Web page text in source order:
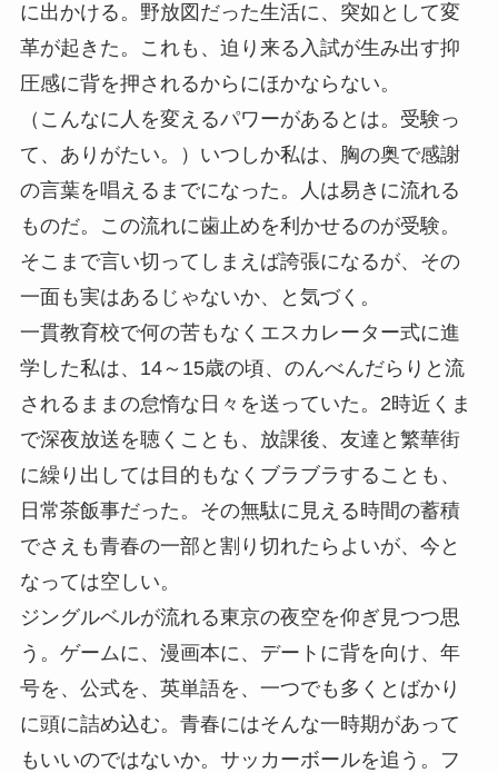
に出かける。野放図だった生活に、突如として変
革が起きた。これも、迫り来る入試が生み出す抑
圧感に背を押されるからにほかならない。
（こんなに人を変えるパワーがあるとは。受験っ
て、ありがたい。）いつしか私は、胸の奥で感謝
の言葉を唱えるまでになった。人は易きに流れる
ものだ。この流れに歯止めを利かせるのが受験。
そこまで言い切ってしまえば誇張になるが、その
一面も実はあるじゃないか、と気づく。
一貫教育校で何の苦もなくエスカレーター式に進
学した私は、14～15歳の頃、のんべんだらりと流
されるままの怠惰な日々を送っていた。2時近くま
で深夜放送を聴くことも、放課後、友達と繁華街
に繰り出しては目的もなくブラブラすることも、
日常茶飯事だった。その無駄に見える時間の蓄積
でさえも青春の一部と割り切れたらよいが、今と
なっては空しい。
ジングルベルが流れる東京の夜空を仰ぎ見つつ思
う。ゲームに、漫画本に、デートに背を向け、年
号を、公式を、英単語を、一つでも多くとばかり
に頭に詰め込む。青春にはそんな一時期があって
もいいのではないか。サッカーボールを追う。フ